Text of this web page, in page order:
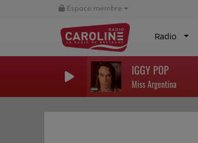
Espace membre
Radio
IGGY POP
Miss Argentina